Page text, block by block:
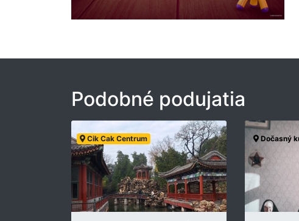
Podobné podujatia
Cik Cak Centrum Dočasný